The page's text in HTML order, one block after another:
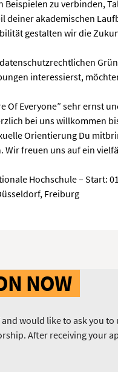
zu verbinden,
deiner akademischen
gestalten wir die
interessierst,
Of Everyone” sehr ernst
bei uns willkommen
Orientierung Du
freuen uns auf ein
Hochschule – Start:
Freiburg
NOW
would like to ask you to
After receiving your